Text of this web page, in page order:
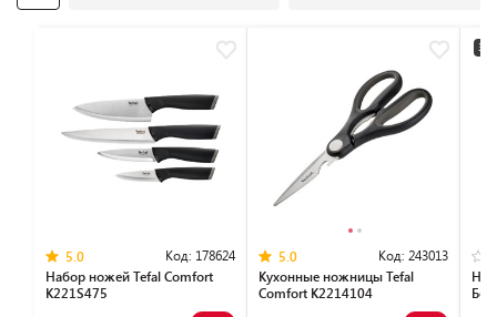
5.0 Код: 178624
Набор ножей Tefal Сomfort
K221S475
5.0 Код: 243013
Кухонные ножницы Tefal
Comfort K2214104